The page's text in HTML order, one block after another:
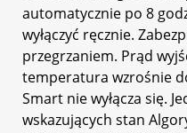
automatycznie po 8
wyłączyć ręcznie.
przegrzaniem. Prąd
temperatura wzrośnie
Smart nie wyłącza się.
wskazujących stan